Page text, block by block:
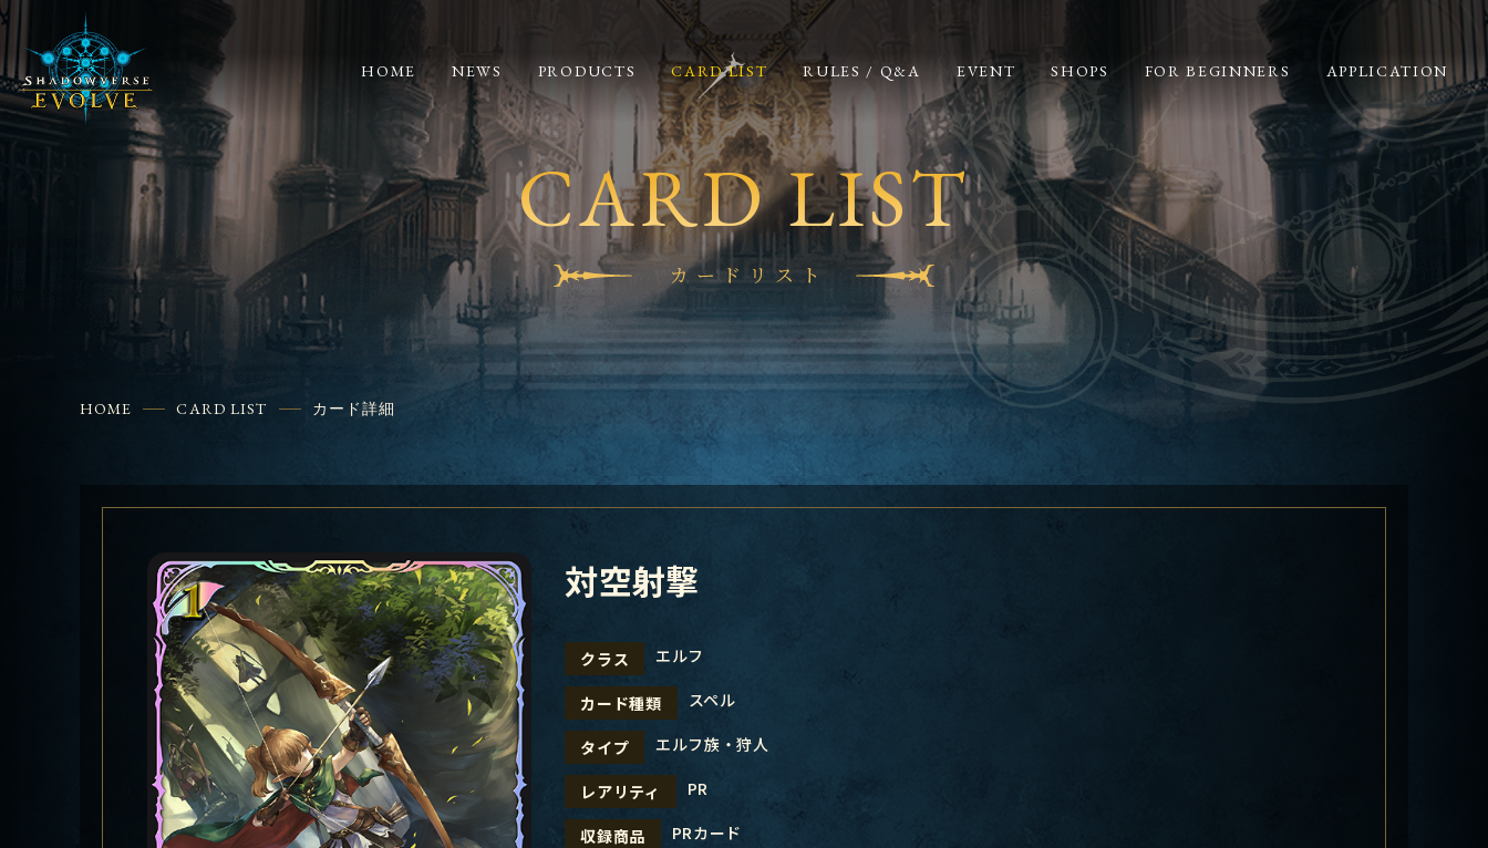
HOME NEWS PRODUCTS CARD LIST RULES / Q&A EVENT SHOPS FOR BEGINNERS APPLICATION
CARD LIST
カードリスト
HOME CARD LIST カード詳細
対空射撃
クラス エルフ
カード種類 スペル
タイプ エルフ族・狩人
レアリティ PR
収録商品 PRカード